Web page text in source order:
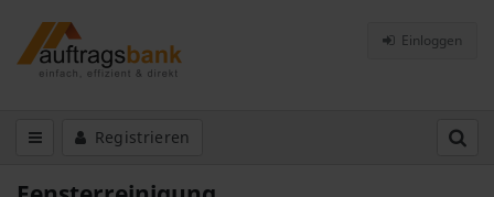
Einloggen
Registrieren